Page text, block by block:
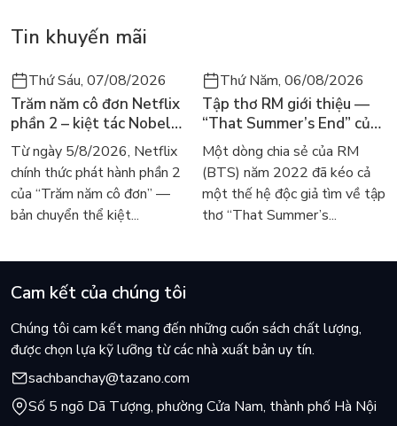
Tin khuyến mãi
Thứ Sáu, 07/08/2026
Trăm năm cô đơn Netflix
phần 2 – kiệt tác Nobel
trở lại màn ảnh, dòng
người tìm đọc lại García
Márquez
Từ ngày 5/8/2026, Netflix
chính thức phát hành phần 2
của “Trăm năm cô đơn” —
bản chuyển thể kiệt...
Thứ Năm, 06/08/2026
Tập thơ RM giới thiệu —
“That Summer’s End” của
Lee Seong-bok ra mắt bản
tiếng Anh sau 4 năm gây
sốt
Một dòng chia sẻ của RM
(BTS) năm 2022 đã kéo cả
một thế hệ độc giả tìm về tập
thơ “That Summer’s...
Cam kết của chúng tôi
Chúng tôi cam kết mang đến những cuốn sách chất lượng,
được chọn lựa kỹ lưỡng từ các nhà xuất bản uy tín.
sachbanchay@tazano.com
Số 5 ngõ Dã Tượng, phường Cửa Nam, thành phố Hà Nội